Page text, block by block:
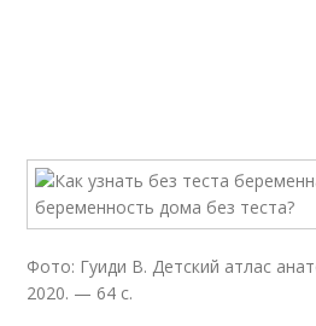
Фото: Гуиди В. Детский атлас
2020. — 64 с.